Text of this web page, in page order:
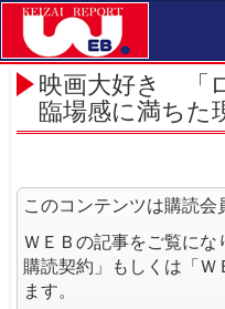
映画大好き 「
臨場感に満ちた
このコンテンツは購読会
ＷＥＢの記事をご覧にな
購読契約」もしくは「Ｗ
ます。